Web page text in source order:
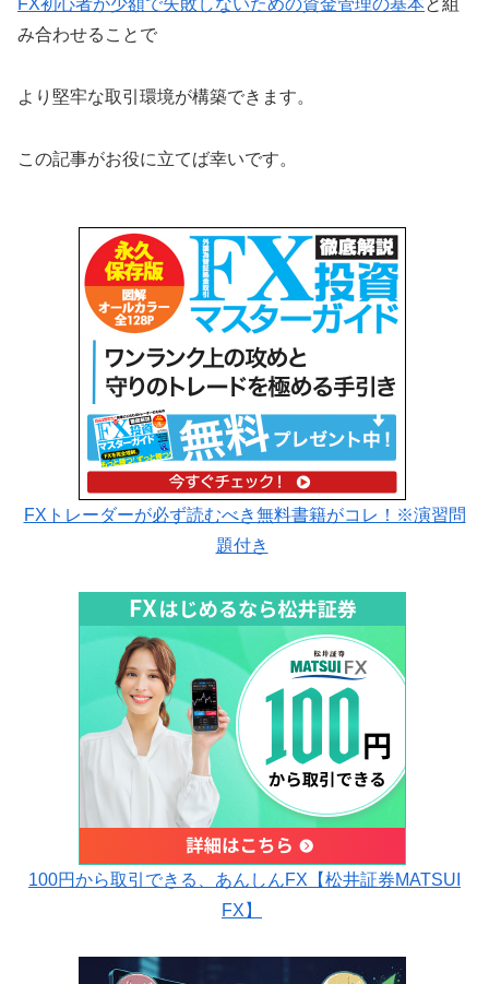
FX初心者が少額で失敗しないための資金管理の基本と組
み合わせることで
より堅牢な取引環境が構築できます。
この記事がお役に立てば幸いです。
FXトレーダーが必ず読むべき無料書籍がコレ！※演習問
題付き
100円から取引できる、あんしんFX【松井証券MATSUI
FX】